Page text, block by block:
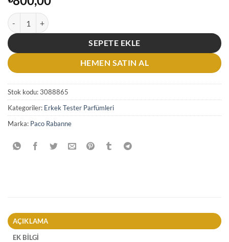
Paco Rabanne 1 Million Prive EDP 100 ML Erkek Tester Parfüm adet
SEPETE EKLE
HEMEN SATIN AL
Stok kodu:3088865
Kategoriler: Erkek Tester Parfümleri
Marka: Paco Rabanne
AÇIKLAMA
EK BILGI